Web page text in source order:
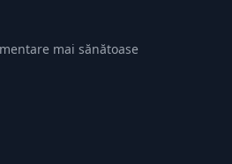
mai sănătoase